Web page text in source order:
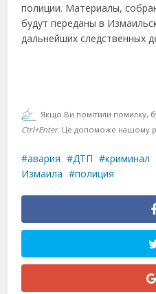
полиции. Материалы,
будут переданы в
дальнейших следственных
Якщо Ви помітили помилку,
Ctrl+Enter. Це допоможе нашому
авария ДТП криминал
Измаила
полиция